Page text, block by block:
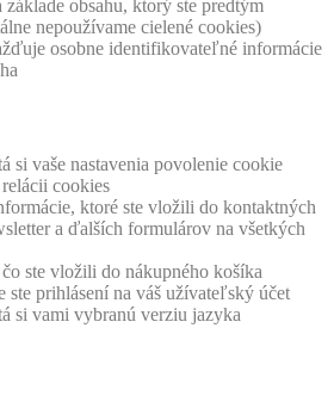
obsahu, ktorý ste predtým
nepoužívame cielené cookies)
osobne identifikovateľné informácie
si vaše nastavenia povolenie cookie
cookies
ktoré ste vložili do kontaktných
a ďalších formulárov na všetkých
ste vložili do nákupného košíka
ste prihlásení na váš užívateľský účet
si vami vybranú verziu jazyka